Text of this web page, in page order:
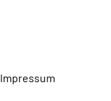
Impressum